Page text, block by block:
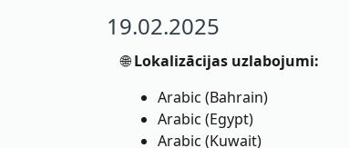
19.02.2025
🌐Lokalizācijas uzlabojumi:
Arabic (Bahrain)
Arabic (Egypt)
Arabic (Kuwait)